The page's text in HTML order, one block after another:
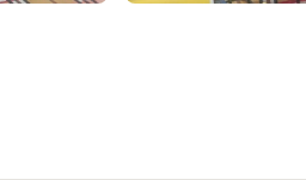
১০৯৮